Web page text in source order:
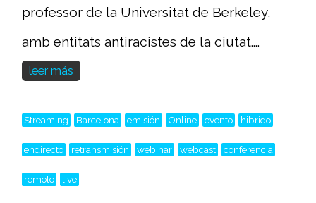
professor de la Universitat de Berkeley,
amb entitats antiracistes de la ciutat....
leer más
Streaming Barcelona emisión Online evento hibrido
endirecto retransmisión webinar webcast conferencia
remoto live